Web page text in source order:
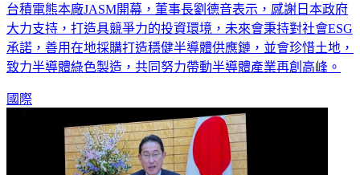
台積電熊本廠JASM開幕，董事長劉德音表示，感謝日本政府
大力支持，打造具競爭力的投資環境，未來會秉持對社會ESG
承諾，善用在地採購打造穩健半導體供應鏈，並會珍惜土地，
致力半導體綠色製造，共同努力帶動半導體產業再創高峰。
國際